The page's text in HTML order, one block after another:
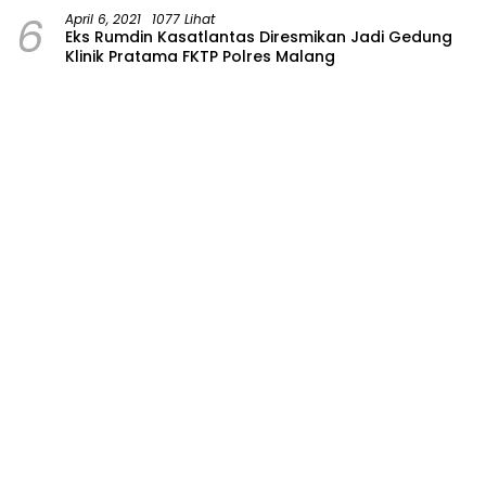
6 April 6, 2021 1077 Lihat
Eks Rumdin Kasatlantas Diresmikan Jadi Gedung
Klinik Pratama FKTP Polres Malang